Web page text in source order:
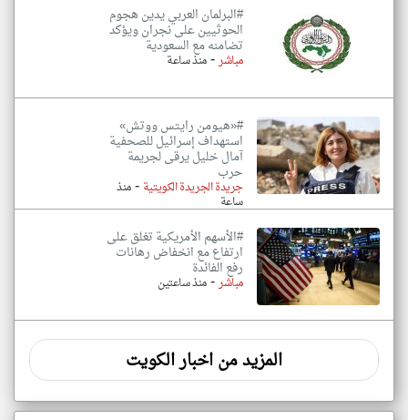
#البرلمان العربي يدين هجوم
الحوثيين على نجران ويؤكد
تضامنه مع السعودية
مباشر-منذ ساعة
#«هيومن رايتس ووتش»
استهداف إسرائيل للصحفية
آمال خليل يرقى لجريمة
حرب
جريدة الجريدة الكويتية -منذ
ساعة
#الأسهم الأمريكية تغلق على
ارتفاع مع انخفاض رهانات
رفع الفائدة
مباشر-منذ ساعتين
المزيد من اخبار الكويت